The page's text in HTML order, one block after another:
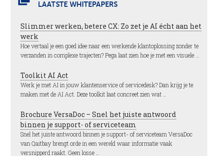
LAATSTE WHITEPAPERS
Slimmer werken, betere CX: Zo zet je AI écht aan het
werk
Hoe vertaal je een goed idee naar een werkende klantoplossing zonder te
verzanden in complexe trajecten? Pega laat zien hoe je met een visuele …
Toolkit AI Act
Werk je met AI in jouw klantenservice of servicedesk? Dan krijg je te
maken met de AI Act. Deze toolkit laat concreet zien wat …
Brochure VersaDoc – Snel het juiste antwoord
binnen je support- of serviceteam
Snel het juiste antwoord binnen je support- of serviceteam VersaDoc
van Qaitbay brengt orde in een wereld waar informatie vaak
versnipperd raakt. Geen losse …